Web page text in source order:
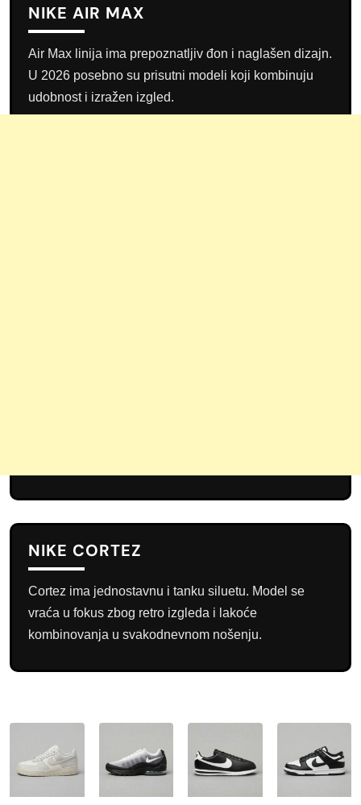
NIKE AIR MAX
Air Max linija ima prepoznatljiv đon i naglašen dizajn.
U 2026 posebno su prisutni modeli koji kombinuju
udobnost i izražen izgled.
NIKE CORTEZ
Cortez ima jednostavnu i tanku siluetu. Model se
vraća u fokus zbog retro izgleda i lakoće
kombinovanja u svakodnevnom nošenju.